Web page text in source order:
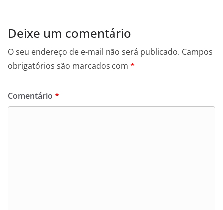
Deixe um comentário
O seu endereço de e-mail não será publicado. Campos
obrigatórios são marcados com *
Comentário *